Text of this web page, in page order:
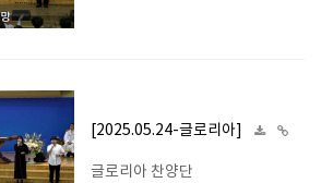
[2025.05.24-글로리아]
글로리아 찬양단